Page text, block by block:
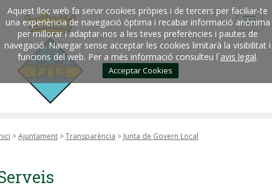
Aquest lloc web fa servir cookies pròpies i de tercers per faciliar-te
una experiència de navegació òptima i recabar informació anònima
per millorar i adaptar-nos a les teves preferències i pautes de
navegació. Navegar sense acceptar les cookies limitarà la visibilitat i
funcions del web. Per a més informació consulteu l´avis legal.
Acceptar Cookies
>Ajuntament >Transparència > Junta de Govern Local